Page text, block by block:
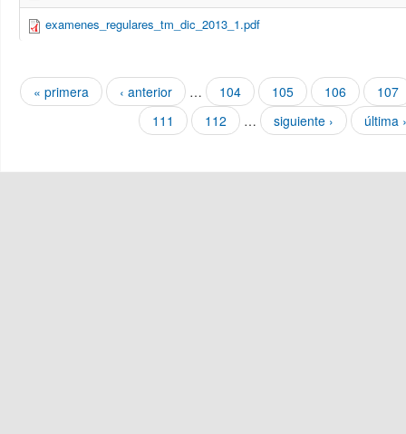
examenes_regulares_tm_dic_2013_1.pdf
Páginas
« primera ‹ anterior … 104 105 106
107
111
112 … siguiente › última